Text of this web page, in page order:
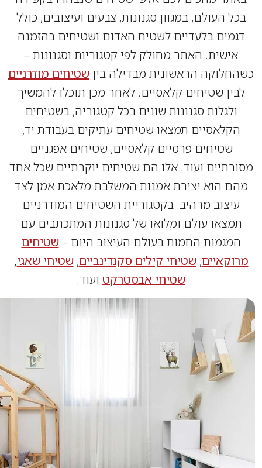
העולם, במגוון סגנונות, צבעים ועיצובים, כולל
בלעדיים לשטיח האדום ושטיחים בהזמנה
האתר מחולק לפי קטגוריות וסגנונות –
הראשונית מבדילה ביןשטיחים מודרניים
שטיחים קלאסיים. לאחר מכן תוכלו להמשיך
סגנונות שונים בכל קטגוריה, בשטיחים
תמצאו שטיחים עתיקים בעבודת יד,
שטיחים פרסיים קלאסיים, שטיחים אפגניים
ועוד. אלו הם שטיחים יוקרתיים שכל אחד
הוא יצירת אמנות המשלבת מלאכת אמן לצד
מרהיב. בקטגוריית השטיחים המודרניים
עולם ומלואו של סגנונות המתכתבים עם
החמות בעולם העיצוב היום –שטיחים
,שטיחי קילים סקנדינביים,שטיחי שאגי ,
שטיחי אבסטרקטועוד.